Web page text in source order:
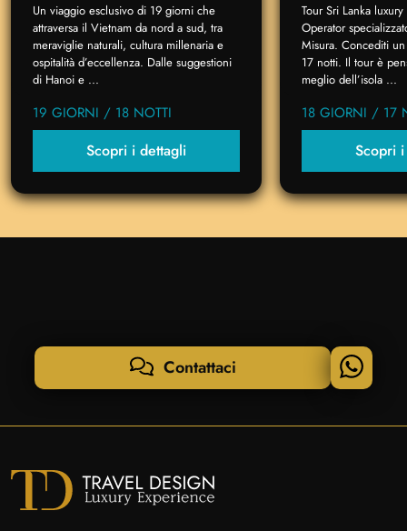
Un viaggio esclusivo di 19 giorni che
attraversa il Vietnam da nord a sud, tra
meraviglie naturali, cultura millenaria e
ospitalità d’eccellenza. Dalle suggestioni
di Hanoi e ...
19 GIORNI / 18 NOTTI
Scopri i dettagli
Tour Sri Lanka
Operator
Misura. Concediti
17 notti. Il tour è
meglio dell’isola ...
18 GIORNI / 17
Scopri
Contattaci